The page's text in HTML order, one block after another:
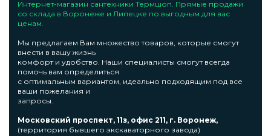
Интернет-магазин сантехники Термшоп. Прямые продажи
со склада в Воронеже и Липецке по выгодным для вас
ценам.
Мы предлагаем Вам множество товаров, которые смогут
внести в вашу жизнь
комфорт и удобство. Наши специалисты смогут всегда
помочь вам определиться
с оптимальным вариантом, идеально подходящим под все
ваши пожелания и
запросы.
Московский проспект, 11з, офис 211, г. Воронеж,
(территория бывшего экскаваторного завода)